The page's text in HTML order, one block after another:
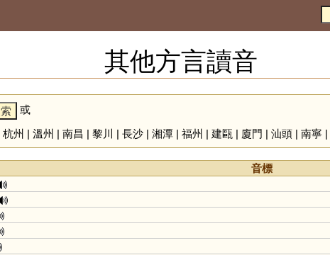
其他方言讀音
或
杭州 | 溫州 | 南昌 | 黎川 | 長沙| 湘潭| 福州 | 建甌 | 廈門 | 汕頭| 南寧|
音標